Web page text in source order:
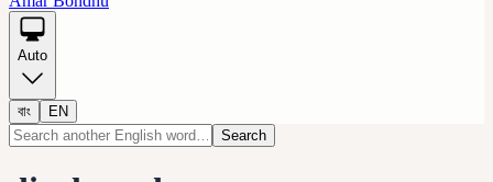
Auto
বাং
EN
Search